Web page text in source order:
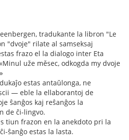
tradukante la libron "Le
"dvoje" rilate al samseksaj
frazo el la dialogo inter Eta
uže měsec, odkogda my dvoje
estas antaŭlonga, ne
— eble la ellaborantoj de
ŝanĝos kaj reŝanĝos la
de ĉi-lingvo.
tiun frazon en la anekdoto pri la
ŝanĝo estas la lasta.